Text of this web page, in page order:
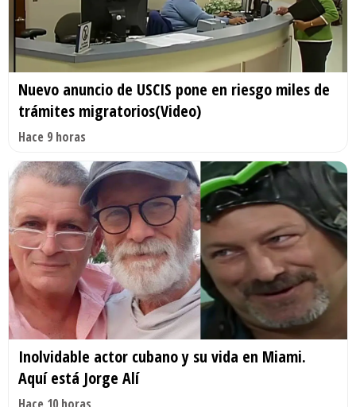
Nuevo anuncio de USCIS pone en riesgo miles de
trámites migratorios(Video)
Hace 9 horas
Inolvidable actor cubano y su vida en Miami.
Aquí está Jorge Alí